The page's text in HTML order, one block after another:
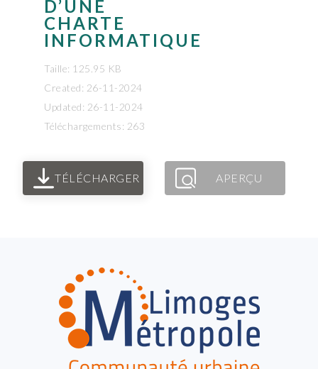
D’UNE
CHARTE
INFORMATIQUE
Taille: 125.95 KB
Created: 26-11-2024
Updated: 26-11-2024
Téléchargements: 263
TÉLÉCHARGER APERÇU